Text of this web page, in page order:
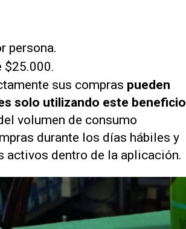
persona.
$25.000.
sus compras pueden
solo utilizando este beneficio
volumen de consumo
durante los días hábiles y
activos dentro de la aplicación.